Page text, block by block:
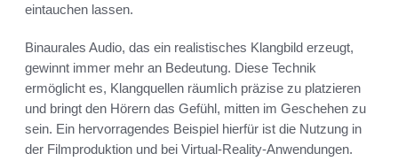
eintauchen lassen.
Binaurales Audio, das ein realistisches Klangbild erzeugt,
gewinnt immer mehr an Bedeutung. Diese Technik
ermöglicht es, Klangquellen räumlich präzise zu platzieren
und bringt den Hörern das Gefühl, mitten im Geschehen zu
sein. Ein hervorragendes Beispiel hierfür ist die Nutzung in
der Filmproduktion und bei Virtual-Reality-Anwendungen.